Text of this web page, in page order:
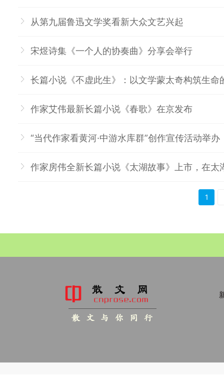
从第九届鲁迅文学奖看新大众文艺兴起
宋煜诗集《一个人的协奏曲》分享会举行
长篇小说《不虚此生》：以文学蒙太奇构筑生命
作家艾伟最新长篇小说《春歌》在京发布
“当代作家看黄河·中游水库群”创作宣传活动举办
作家房伟全新长篇小说《太湖故事》上市，在
1
散 文 与 你 同 行